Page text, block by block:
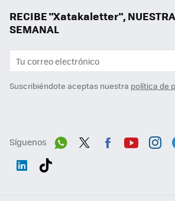
RECIBE "Xatakaletter",
SEMANAL
Suscribiéndote aceptas nuestra política de
Síguenos